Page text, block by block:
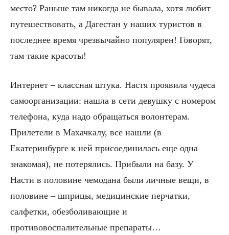
место? Раньше там никогда не бывала, хотя любит
путешествовать, а Дагестан у наших туристов в
последнее время чрезвычайно популярен! Говорят,
там такие красоты!
Интернет – классная штука. Настя проявила чудеса
самоорганизации: нашла в сети девушку с номером
телефона, куда надо обращаться волонтерам.
Прилетели в Махачкалу, все нашли (в
Екатеринбурге к ней присоединилась еще одна
знакомая), не потерялись. Прибыли на базу. У
Насти в половине чемодана были личные вещи, в
половине – шприцы, медицинские перчатки,
салфетки, обезболивающие и
противовоспалительные препараты…